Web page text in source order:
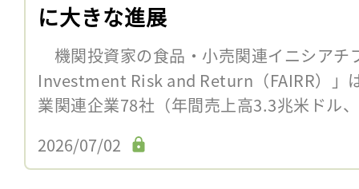
に大きな進展
機関投資家の食品・小売関連イニシア
Investment Risk and Return（FAIRR）」
業関連企業78社（年間売上高3.3兆米ドル
2026/07/02